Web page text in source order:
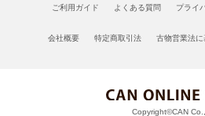
ご利用ガイド よくある質問 プライ
会社概要 特定商取引法 古物営業法
Copyright©CAN